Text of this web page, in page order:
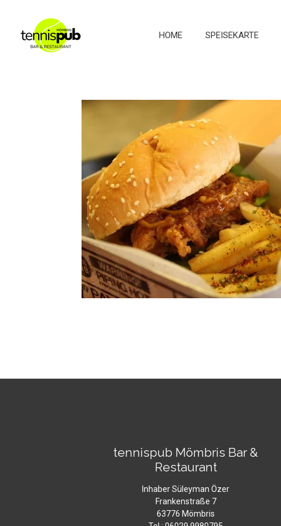
Hauptinhalt
springen
HOME SPEISEKARTE
tennispub Mömbris Bar &
Restaurant
Inhaber Süleyman Özer
Frankenstraße 7
63776 Mömbris